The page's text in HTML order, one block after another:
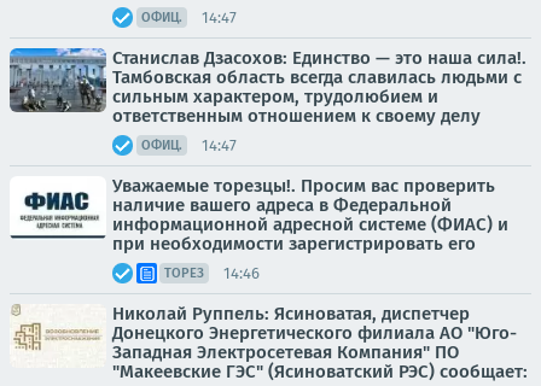
ОФИЦ. 14:47
Станислав Дзасохов: Единство — это наша сила!.
Тамбовская область всегда славилась людьми с
сильным характером, трудолюбием и
ответственным отношением к своему делу
ОФИЦ. 14:47
Уважаемые торезцы!. Просим вас проверить
наличие вашего адреса в Федеральной
информационной адресной системе (ФИАС) и
при необходимости зарегистрировать его
ТОРЕЗ 14:46
Николай Руппель: Ясиноватая, диспетчер
Донецкого Энергетического филиала АО "Юго-
Западная Электросетевая Компания" ПО
"Макеевские ГЭС" (Ясиноватский РЭС) сообщает: